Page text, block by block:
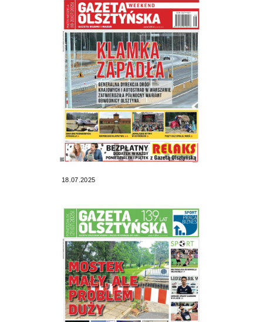
18.07.2025